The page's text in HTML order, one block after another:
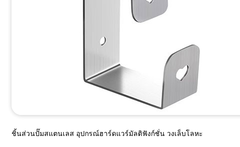
ชิ้นส่วนปั๊มสแตนเลส อุปกรณ์ฮาร์ดแวร์มัลติฟังก์ชั่น วงเล็บโลหะ